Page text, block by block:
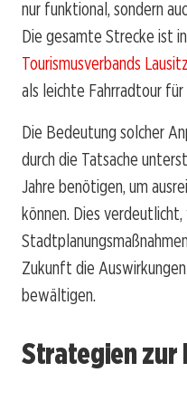
nur funktional, sondern
Die gesamte Strecke ist
Tourismusverbands
als leichte Fahrradtour
Die Bedeutung solcher
durch die Tatsache
Jahre benötigen, um
können. Dies
Zukunft die
bewältigen.
Strategien zur